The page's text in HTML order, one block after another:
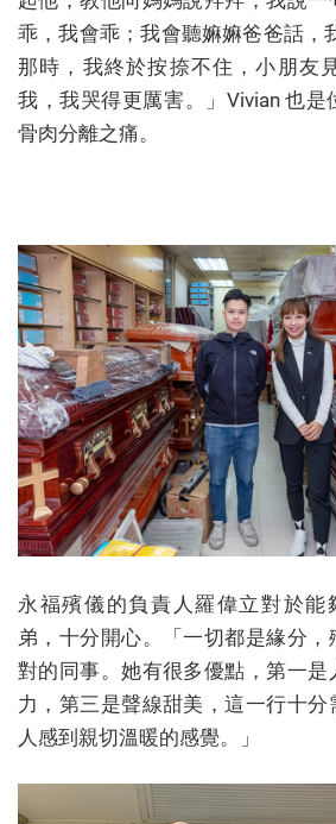
乖，我會乖；我會聽嫲嫲爸爸話，
那時，我終於按捺不住，小朋友
我，我哭得更厲害。」Vivian 也是
骨肉分離之痛。
永福殯儀的負責人羅偉立對於能
弟，十分開心。「一切都是緣分
對的同事。她有很多優點，第一是
力，第三是聲線甜美，這一行十分
人感到親切溫暖的感覺。」